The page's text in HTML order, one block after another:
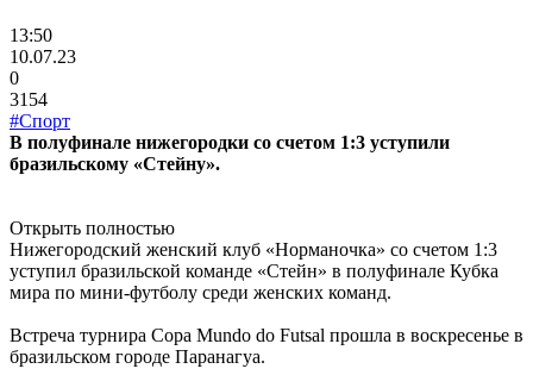
13:50
10.07.23
0
3154
#Спорт
В полуфинале нижегородки со счетом 1:3 уступили
бразильскому «Стейну».
Открыть полностью
Нижегородский женский клуб «Норманочка» со счетом 1:3
уступил бразильской команде «Стейн» в полуфинале Кубка
мира по мини-футболу среди женских команд.
Встреча турнира Copa Mundo do Futsal прошла в воскресенье в
бразильском городе Паранагуа.